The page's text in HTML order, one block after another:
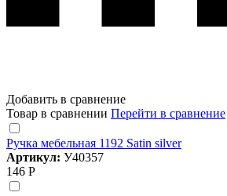
Добавить в сравнение
Товар в сравнении Перейти в сравнение
Ручка мебельная 1192 Satin silver
Артикул: У40357
146 Р